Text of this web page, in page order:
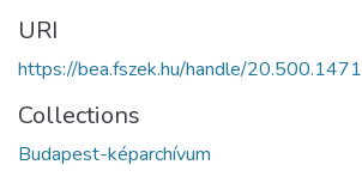
URI
https://bea.fszek.hu/handle/
Collections
Budapest-képarchívum